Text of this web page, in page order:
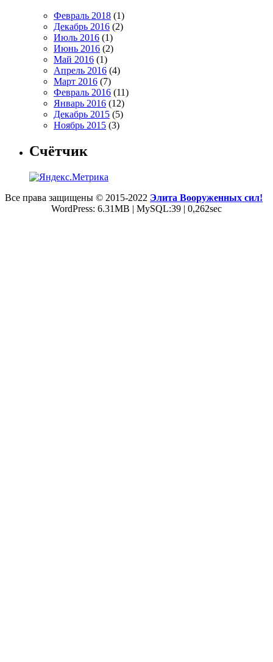
Февраль 2018 (1)
Декабрь 2016 (2)
Июль 2016 (1)
Июнь 2016 (2)
Май 2016 (1)
Апрель 2016 (4)
Март 2016 (7)
Февраль 2016 (11)
Январь 2016 (12)
Декабрь 2015 (5)
Ноябрь 2015 (3)
Счётчик
Все права защищены © 2015-2022 Элита Вооруженных сил!
WordPress: 6.31MB | MySQL:39 | 0,262sec